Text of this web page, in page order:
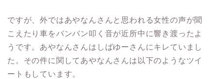
ですが、外ではあやなんさんと思われる女性の声が聞
こえたり車をバンバン叩く音が近所中に響き渡ったよ
うです。あやなんさんはしばゆーさんにキレていまし
た。その件に関してあやなんさんは以下のようなツイ
ートもしています。